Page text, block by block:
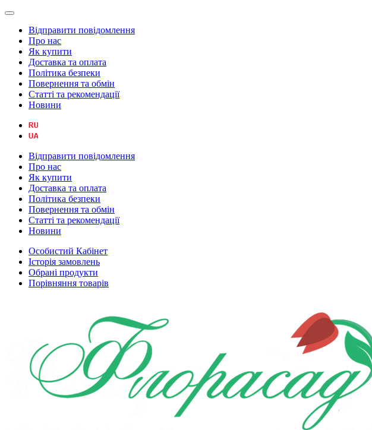
Відправити повідомлення
Про нас
Як купити
Доставка та оплата
Політика безпеки
Повернення та обмін
Статті та рекомендації
Новини
Відправити повідомлення
Про нас
Як купити
Доставка та оплата
Політика безпеки
Повернення та обмін
Статті та рекомендації
Новини
Особистий Кабінет
Історія замовлень
Обрані продукти
Порівняння товарів